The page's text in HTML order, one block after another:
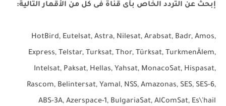
إبحث عن التردد الخاص بأى قناة فى كل من الأقمار التالية:
HotBird, Eutelsat, Astra, Nilesat, Arabsat, Badr, Amos,
Express, Telstar, Turksat, Thor, Türksat, TurkmenÄlem,
Intelsat, Paksat, Hellas, Yahsat, MonacoSat, Hispasat,
Rascom, Belintersat, Yamal, NSS, Amazonas, SES, SES-6,
ABS-3A, Azerspace-1, BulgariaSat, AlComSat, Es\'hail